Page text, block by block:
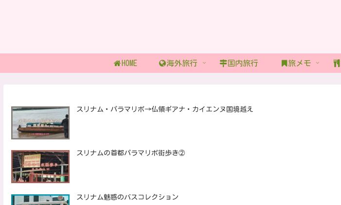
HOME 海外旅行 国内旅行 旅メモ
スリナム・パラマリボ→仏領ギアナ・カイエンヌ国境越え
スリナムの首都パラマリボ街歩き②
スリナム魅惑のバスコレクション